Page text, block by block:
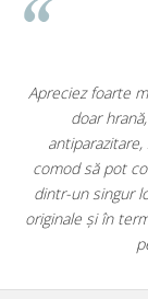
Apreciez foarte
doar
comod să pot
dintr-un singur
originale și în